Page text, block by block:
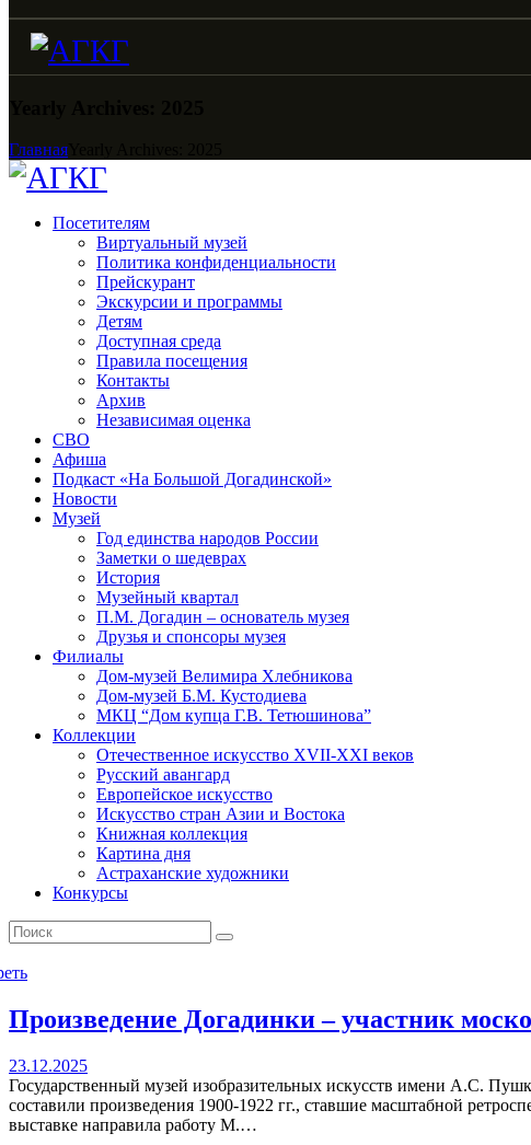
Главная
Посетителям
Виртуальный музей
Политика конфиденциальности
Прейскурант
Экскурсии и программы
Детям
Доступная среда
Правила посещения
Контакты
Архив
Независимая оценка
СВО
Афиша
Подкаст «На Большой Догадинской»
Новости
Музей
Год единства народов России
Заметки о шедеврах
История
Музейный квартал
П.М. Догадин – основатель музея
Друзья и спонсоры музея
Филиалы
Дом-музей Велимира Хлебникова
Дом-музей Б.М. Кустодиева
МКЦ “Дом купца Г.В. Тетюшинова”
Коллекции
Отечественное искусство XVII-XXI веков
Русский авангард
Европейское искусство
Искусство стран Азии и Востока
Книжная коллекция
Картина дня
Астраханские художники
Конкурсы
Произведение Догадинки – участник
23.12.2025
Государственный музей изобразительных искусств имени А.С.
составили произведения 1900-1922 гг., ставшие масштабной
выставке направила работу М.…